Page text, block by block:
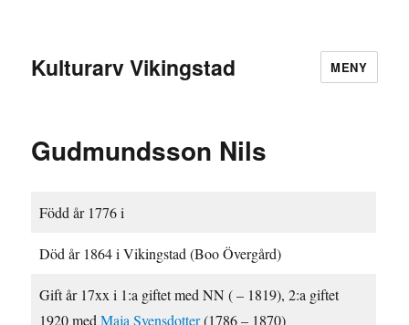
Kulturarv Vikingstad MENY
Gudmundsson Nils
Född år 1776 i
Död år 1864 i Vikingstad (Boo Övergård)
Gift år 17xx i 1:a giftet med NN ( – 1819), 2:a giftet
1920 medMaja Svensdotter(1786 – 1870)